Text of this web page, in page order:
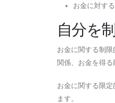
お金に対す
自分を
お金に関する制
関係、お金を得る
お金に関する限
ます。